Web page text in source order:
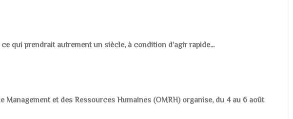
qui prendrait autrement un siècle, à condition d’agir rapide...
et des Ressources Humaines (OMRH) organise, du 4 au 6 août